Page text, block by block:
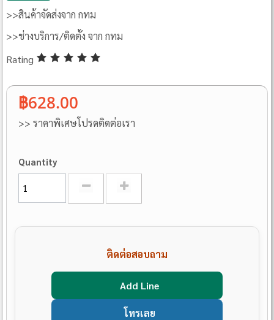
>>สินค้าจัดส่งจาก กทม
>>ช่างบริการ/ติดตั้ง จาก กทม
Rating
฿628.00
>> ราคาพิเศษโปรดติดต่อเรา
Quantity
ติดต่อสอบถาม
Add Line
โทรเลย